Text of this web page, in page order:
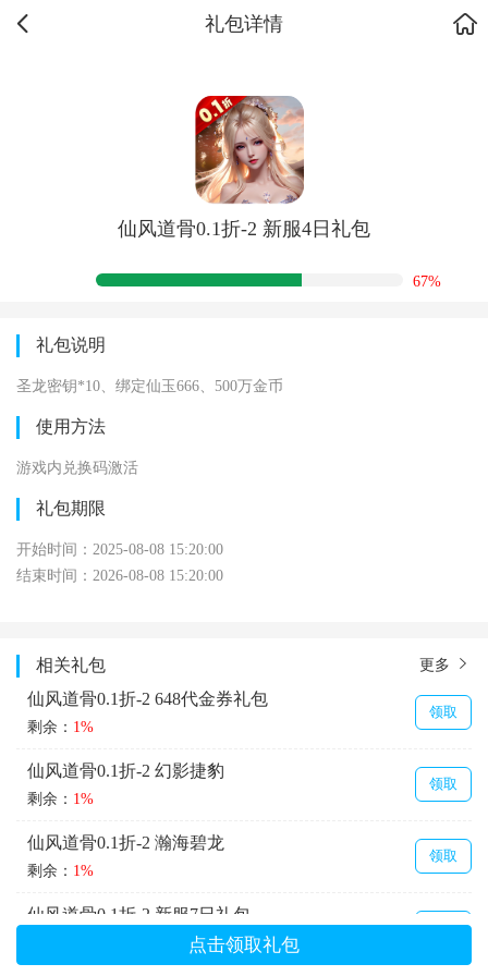
礼包详情
仙风道骨0.1折-2 新服4日礼包
67%
点击领取礼包
礼包说明
圣龙密钥*10、绑定仙玉666、500万金币
使用方法
游戏内兑换码激活
礼包期限
开始时间：2025-08-08 15:20:00
结束时间：2026-08-08 15:20:00
相关礼包 更多
仙风道骨0.1折-2 648代金券礼包
剩余： 1%
领取
仙风道骨0.1折-2 幻影捷豹
剩余： 1%
领取
仙风道骨0.1折-2 瀚海碧龙
剩余： 1%
领取
仙风道骨0.1折-2 新服7日礼包
领取